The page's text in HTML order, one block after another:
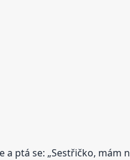
ptá se: „Sestřičko, mám